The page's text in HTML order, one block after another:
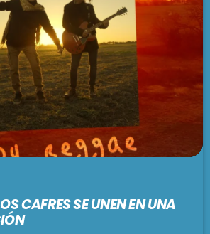
CAFRES SE UNEN EN UNA